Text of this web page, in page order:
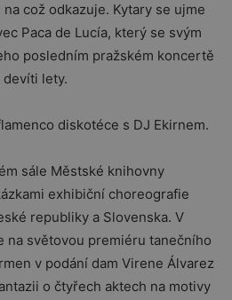
což odkazuje. Kytary se ujme
Paca de Lucía, který se svým
posledním pražském koncertě
lety.
diskotéce s DJ Ekirnem.
sále Městské knihovny
exhibiční choreografie
republiky a Slovenska. V
na světovou premiéru tanečního
v podání dam Virene Álvarez
o čtyřech aktech na motivy